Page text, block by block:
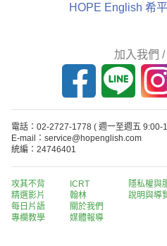
HOPE English 希
加入我們 /
電話：02-2727-1778 ( 週一至週五 9:00-
E-mail：service@hopenglish.com
統編：24746401
攻其不背
精選影片
每日片語
專欄教學
ICRT
翰林
關於我們
媒體報導
隱私權與
說明與導